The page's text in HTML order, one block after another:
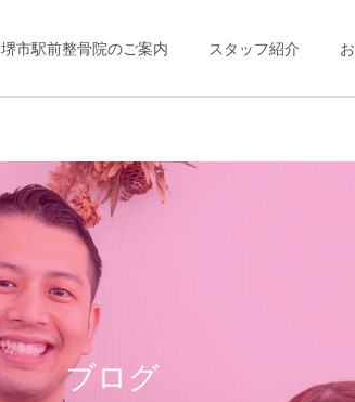
堺市駅前整骨院のご案内 スタッフ紹介
ブログ